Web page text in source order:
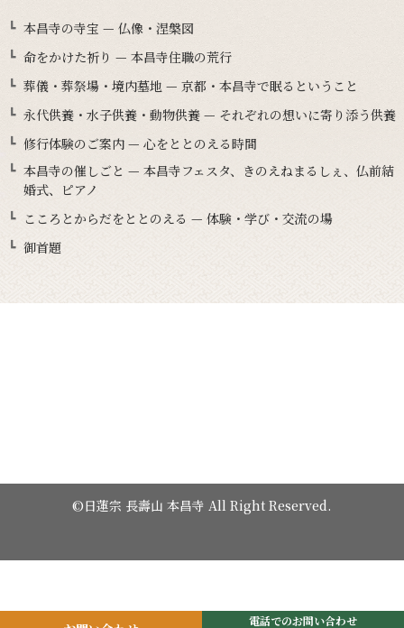
電話でのお問い合わせ
本昌寺の寺宝 — 仏像・涅槃図
命をかけた祈り — 本昌寺住職の荒行
葬儀・葬祭場・境内墓地 — 京都・本昌寺で眠るということ
永代供養・水子供養・動物供養 — それぞれの想いに寄り添う供養
修行体験のご案内 — 心をととのえる時間
本昌寺の催しごと — 本昌寺フェスタ、きのえねまるしぇ、仏前結
婚式、ピアノ
こころとからだをととのえる — 体験・学び・交流の場
御首題
©日蓮宗 長壽山 本昌寺 All Right Reserved.